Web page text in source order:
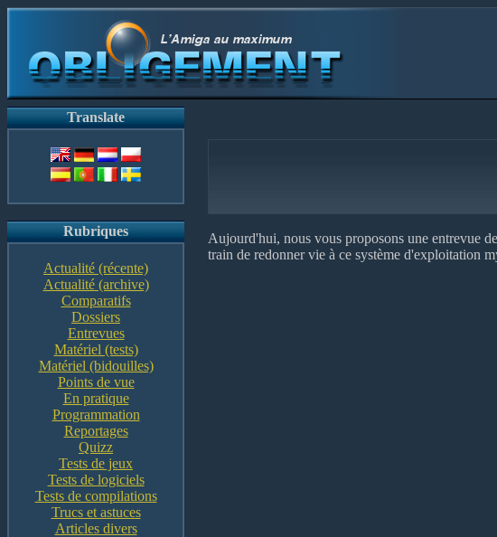
Translate
Rubriques
Actualité (récente)
Actualité (archive)
Comparatifs
Dossiers
Entrevues
Matériel (tests)
Matériel (bidouilles)
Points de vue
En pratique
Programmation
Reportages
Quizz
Tests de jeux
Tests de logiciels
Tests de compilations
Trucs et astuces
Articles divers
Aujourd'hui, nous vous proposons une entrevue
train de redonner vie à ce système d'exploitation